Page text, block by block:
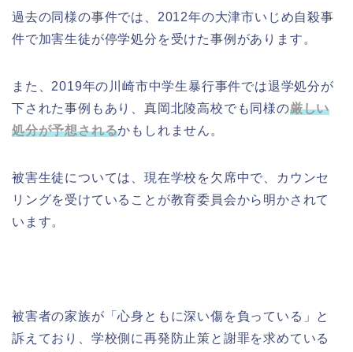
過去の同様の事件では、2012年の大津市いじめ自殺事
件で加害生徒が停学処分を受けた事例があります。
また、2019年の川崎市中学生暴行事件では退学処分が
下された事例もあり、真岡北陵高校でも同様の厳しい
処分が予想されるかもしれません。
被害生徒については、現在学校を欠席中で、カウンセ
リングを受けていることが教育委員会から明かされて
います。
被害者の家族が「心身ともに深い傷を負っている」と
訴えており、学校側に再発防止策と謝罪を求めている